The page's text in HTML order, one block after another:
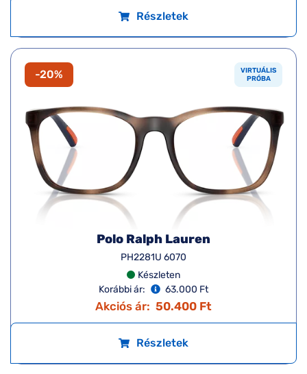
Részletek
-20%
VIRTUÁLIS
PRÓBA
Polo Ralph Lauren
PH2281U 6070
Készleten
Korábbi ár:
63.000 Ft
Akciós ár: 50.400 Ft
Részletek